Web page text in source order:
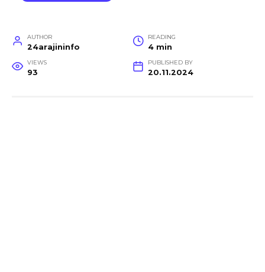
AUTHOR
24arajininfo
READING
4 min
VIEWS
93
PUBLISHED BY
20.11.2024